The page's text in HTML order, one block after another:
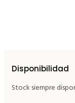
Disponibilidad
Stock siempre